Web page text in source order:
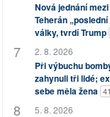
Nová jednání
Teherán
války, tvrdí Trump
2. 8. 2026
Při výbuchu
zahynuli tři lidé;
sebe měla žena
5. 8. 2026